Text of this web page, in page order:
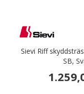
Sievi Riff
SB,